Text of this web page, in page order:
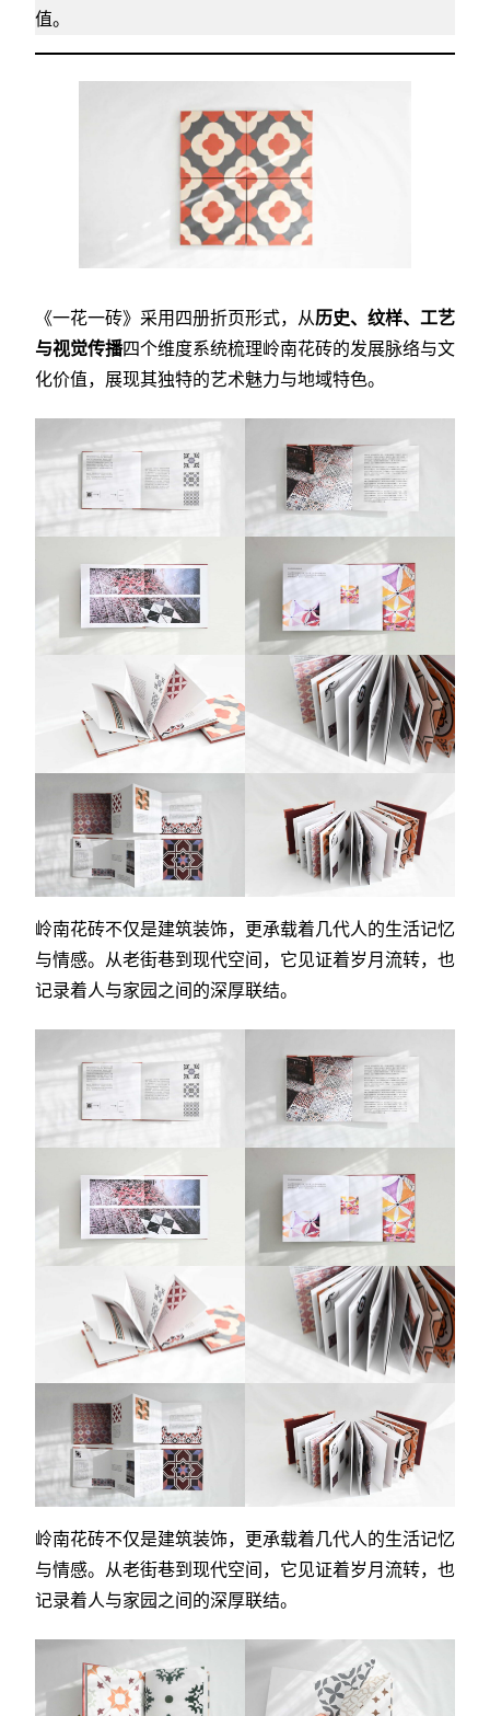
值。
《一花一砖》采用四册折页形式，从历史、纹样、工艺
与视觉传播四个维度系统梳理岭南花砖的发展脉络与文
化价值，展现其独特的艺术魅力与地域特色。
岭南花砖不仅是建筑装饰，更承载着几代人的生活记忆
与情感。从老街巷到现代空间，它见证着岁月流转，也
记录着人与家园之间的深厚联结。
岭南花砖不仅是建筑装饰，更承载着几代人的生活记忆
与情感。从老街巷到现代空间，它见证着岁月流转，也
记录着人与家园之间的深厚联结。